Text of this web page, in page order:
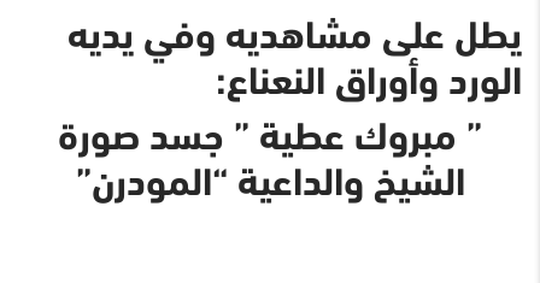
يطل على مشاهديه وفي يديه
الورد وأوراق النعناع:
” مبروك عطية ” جسد صورة
الشيخ والداعية “المودرن”